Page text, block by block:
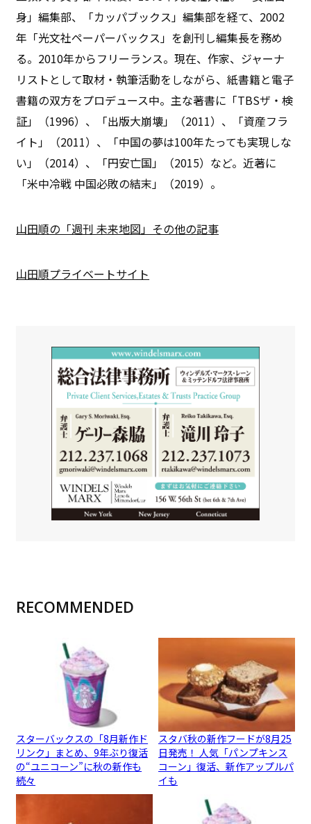
身」編集部、「カッパブックス」編集部を経て、2002
年「光文社ペーパーバックス」を創刊し編集長を務め
る。2010年からフリーランス。現在、作家、ジャーナ
リストとして取材・執筆活動をしながら、紙書籍と電子
書籍の双方をプロデュース中。主な著書に「TBSザ・検
証」（1996）、「出版大崩壊」（2011）、「資産フラ
イト」（2011）、「中国の夢は100年たっても実現しな
い」（2014）、「円安亡国」（2015）など。近著に
「米中冷戦 中国必敗の結末」（2019）。
山田順の「週刊 未来地図」その他の記事
山田順プライベートサイト
RECOMMENDED
スターバックスの「8月新作ド
リンク」まとめ、9年ぶり復活
の“ユニコーン”に秋の新作も
続々
スタバ秋の新作フードが8月25
日発売！ 人気「パンプキンス
コーン」復活、新作アップルパ
イも